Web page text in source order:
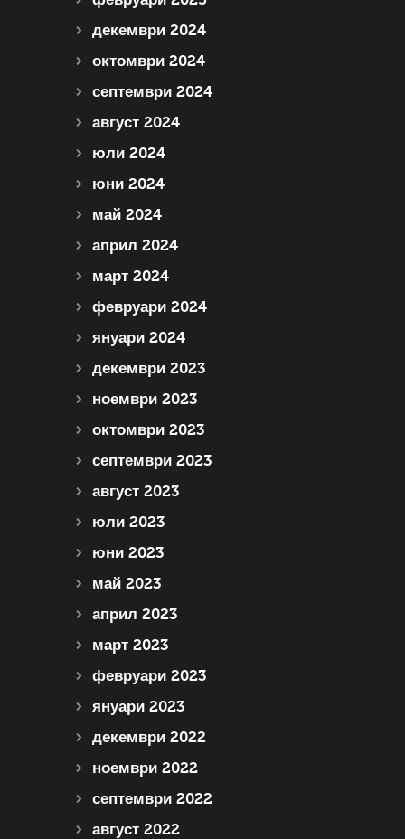
декември 2024
октомври 2024
септември 2024
август 2024
юли 2024
юни 2024
май 2024
април 2024
март 2024
февруари 2024
януари 2024
декември 2023
ноември 2023
октомври 2023
септември 2023
август 2023
юли 2023
юни 2023
май 2023
април 2023
март 2023
февруари 2023
януари 2023
декември 2022
ноември 2022
септември 2022
август 2022